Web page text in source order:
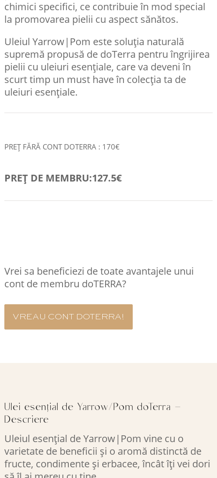
chimici specifici, ce contribuie în mod special
la promovarea pielii cu aspect sănătos.
Uleiul Yarrow|Pom este soluția naturală
supremă propusă de doTerra pentru îngrijirea
pielii cu uleiuri esențiale, care va deveni în
scurt timp un must have în colecția ta de
uleiuri esențiale.
PREȚ FĂRĂ CONT DOTERRA : 170€
PREȚ DE MEMBRU:127.5€
Vrei sa beneficiezi de toate avantajele unui
cont de membru doTERRA?
VREAU CONT DOTERRA!
Ulei esențial de Yarrow/Pom doTerra –
Descriere
Uleiul esențial de Yarrow|Pom vine cu o
varietate de beneficii și o aromă distinctă de
fructe, condimente și erbacee, încât îți vei dori